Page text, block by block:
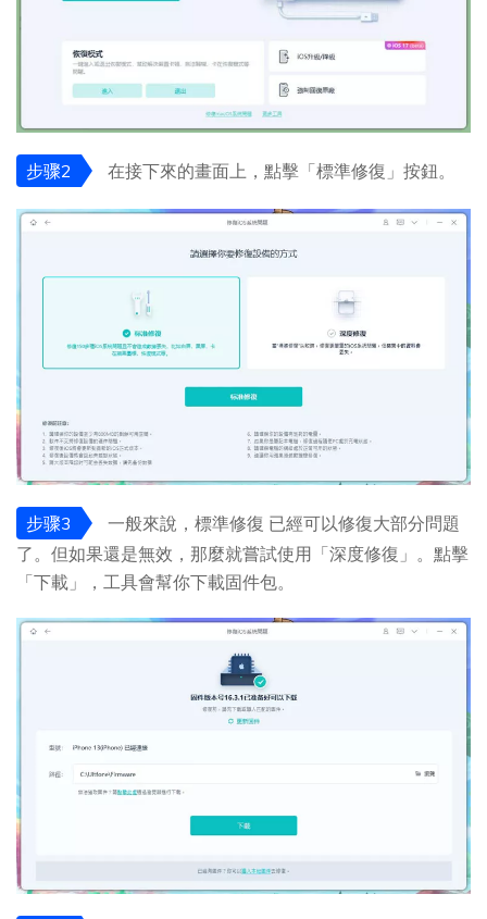
步骤2 在接下來的畫面上，點擊「標準修復」按鈕。
步骤3
一般來說，標準修復 已經可以修復大部分問題
了。但如果還是無效，那麼就嘗試使用「深度修復」。點擊
「下載」，工具會幫你下載固件包。